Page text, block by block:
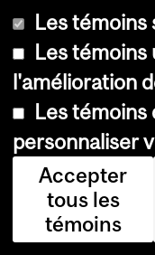
çai
s,
an
gla
is)
Tin
M
Les
Les témoins
l'amélioration
Les
personnaliser
Accepter
tous les
témoins